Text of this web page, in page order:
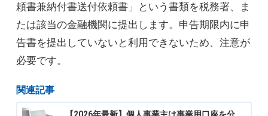
頼書兼納付書送付依頼書」という書類を税務署、ま
たは該当の金融機関に提出します。申告期限内に申
告書を提出していないと利用できないため、注意が
必要です。
関連記事
【2026年最新】個人事業主は事業用口座を分